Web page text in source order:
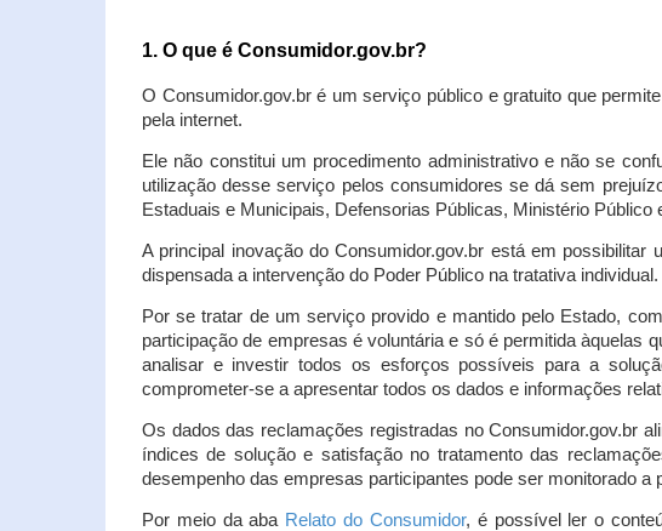
1. O que é Consumidor.gov.br?
O Consumidor.gov.br é um serviço público e gratuito que
pela internet.
Ele não constitui um procedimento administrativo e não se
utilização desse serviço pelos consumidores se dá sem
Estaduais e Municipais, Defensorias Públicas, Ministério
A principal inovação do Consumidor.gov.br está em
dispensada a intervenção do Poder Público na tratativa individual.
Por se tratar de um serviço provido e mantido pelo Estado,
participação de empresas é voluntária e só é permitida àquelas
analisar e investir todos os esforços possíveis para a
comprometer-se a apresentar todos os dados e informações
Os dados das reclamações registradas no Consumidor.gov.br
índices de solução e satisfação no tratamento das
desempenho das empresas participantes pode ser monitorado a
Por meio da aba Relato do Consumidor, é possível ler o